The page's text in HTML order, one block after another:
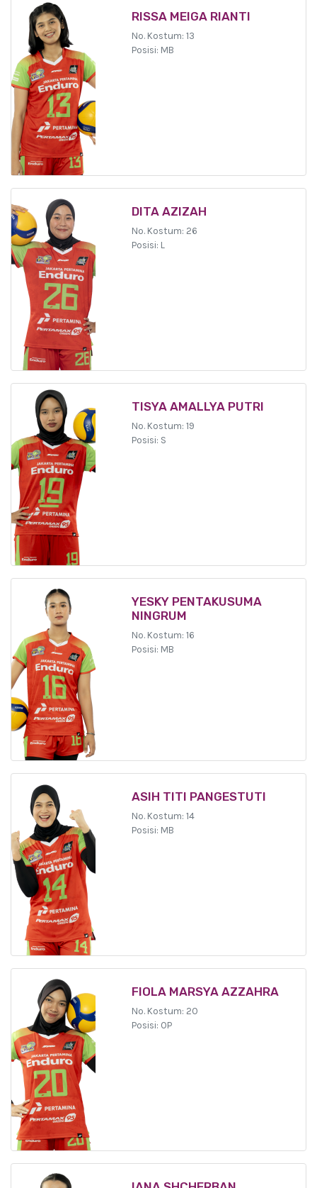
RISSA MEIGA RIANTI
No. Kostum: 13
Posisi: MB
DITA AZIZAH
No. Kostum: 26
Posisi: L
TISYA AMALLYA PUTRI
No. Kostum: 19
Posisi: S
YESKY PENTAKUSUMA
NINGRUM
No. Kostum: 16
Posisi: MB
ASIH TITI PANGESTUTI
No. Kostum: 14
Posisi: MB
FIOLA MARSYA AZZAHRA
No. Kostum: 20
Posisi: OP